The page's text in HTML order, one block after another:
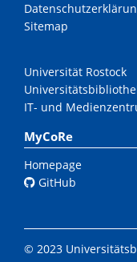
Sitemap
Universität Rostock
IT- und
MyCoRe
Homepage
GitHub
© 2023